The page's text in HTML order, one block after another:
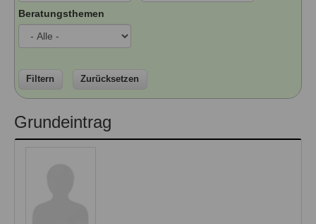
Qualitätssicherung
Qualität unserer Therapeuten
Familienthemen
Veranstaltungen
Seminare und Kurse
Fortbildungen
Ausbildungsinstitute
Information über Qualifikation
Liste der Fachverbände
Sitemap
Links
Formular zur Registrierung
Beratungsthemen
Filtern Zurücksetzen
Grundeintrag